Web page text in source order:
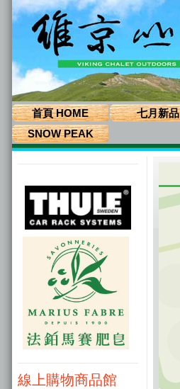
首頁 HOME 七月新品
SNOW PEAK
線上購物商品館